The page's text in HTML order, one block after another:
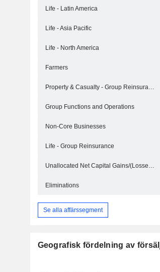
Life - Latin America
Life - Asia Pacific
Life - North America
Farmers
Property & Casualty - Group Reinsurance
Group Functions and Operations
Non-Core Businesses
Life - Group Reinsurance
Unallocated Net Capital Gains/(Losses) on Investments and Impairments, Net of Policyholder Allocation
Eliminations
Se alla affärssegment
Geografisk fördelning av